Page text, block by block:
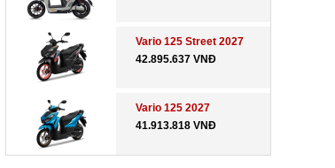
Vario 125 Street 2027
42.895.637 VNĐ
Vario 125 2027
41.913.818 VNĐ